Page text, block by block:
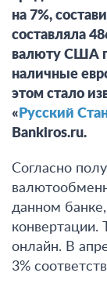
на 7%,
составляла
валюту США
наличные
этом стало
« Русский
Bankiros.ru.
Согласно
данном
конвертации.
онлайн. В
3%